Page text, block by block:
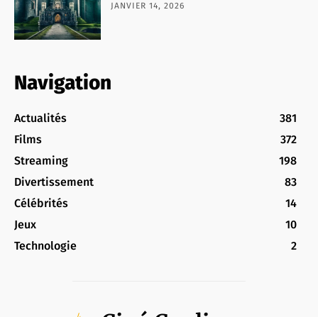
JANVIER 14, 2026
Navigation
Actualités
381
Films
372
Streaming
198
Divertissement
83
Célébrités
14
Jeux
10
Technologie
2